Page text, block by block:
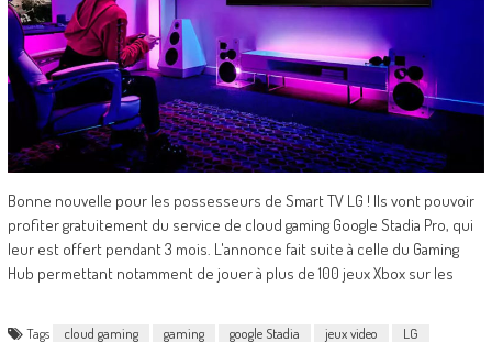
Bonne nouvelle pour les possesseurs de Smart TV LG ! Ils vont pouvoir
profiter gratuitement du service de cloud gaming Google Stadia Pro, qui
leur est offert pendant 3 mois. L'annonce fait suite à celle du Gaming
Hub permettant notamment de jouer à plus de 100 jeux Xbox sur les
Tags cloud gaming gaming google Stadia jeux video
LG